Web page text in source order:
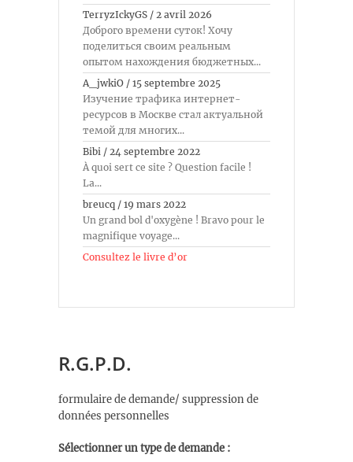
TerryzIckyGS / 2 avril 2026
Доброго времени суток! Хочу
поделиться своим реальным
опытом нахождения бюджетных...
A_jwkiO / 15 septembre 2025
Изучение трафика интернет-
ресурсов в Москве стал актуальной
темой для многих...
Bibi / 24 septembre 2022
À quoi sert ce site ? Question facile !
La...
breucq / 19 mars 2022
Un grand bol d'oxygène ! Bravo pour le
magnifique voyage...
Consultez le livre d’or
R.G.P.D.
formulaire de demande/ suppression de
données personnelles
Sélectionner un type de demande :